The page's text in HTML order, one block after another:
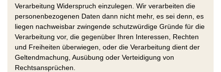
Verarbeitung Widerspruch einzulegen. Wir verarbeiten die
personenbezogenen Daten dann nicht mehr, es sei denn, es
liegen nachweisbar zwingende schutzwürdige Gründe für die
Verarbeitung vor, die gegenüber Ihren Interessen, Rechten
und Freiheiten überwiegen, oder die Verarbeitung dient der
Geltendmachung, Ausübung oder Verteidigung von
Rechtsansprüchen.